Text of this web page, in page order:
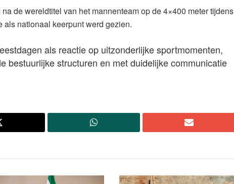
de wereldtitel van het mannenteam op de 4×400 meter tijdens
nationaal keerpunt werd gezien.
als reactie op uitzonderlijke sportmomenten,
bestuurlijke structuren en met duidelijke communicatie